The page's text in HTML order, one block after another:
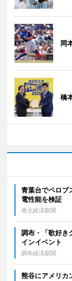
岡
橋
青葉台でペロ
電性能を検証
港北経済新聞
調布・「歌好
インイベント
調布経済新聞
熊谷にアメリ